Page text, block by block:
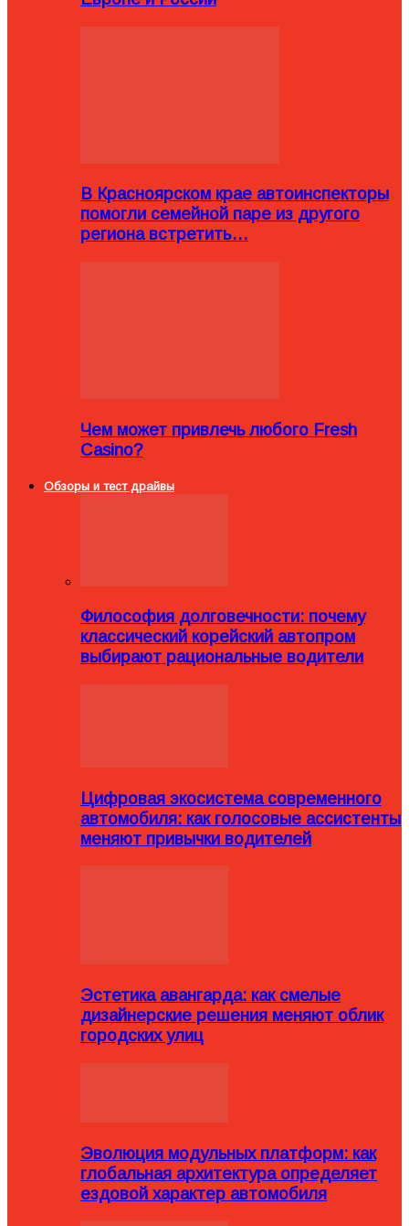
В Красноярском крае автоинспекторы
помогли семейной паре из другого
региона встретить…
Чем может привлечь любого Fresh
Casino?
Обзоры и тест драйвы
Философия долговечности: почему
классический корейский автопром
выбирают рациональные водители
Цифровая экосистема современного
автомобиля: как голосовые ассистенты
меняют привычки водителей
Эстетика авангарда: как смелые
дизайнерские решения меняют облик
городских улиц
Эволюция модульных платформ: как
глобальная архитектура определяет
ездовой характер автомобиля